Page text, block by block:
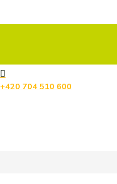
+420 704 510 600